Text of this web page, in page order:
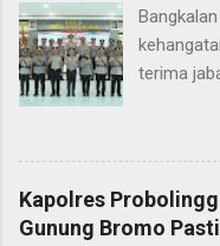
terima
Aula
(07/01/
momen
bukan
Kapolres
Gunung Bromo